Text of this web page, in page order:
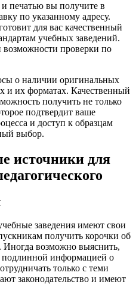
печатью вы получите в
по указанному адресу.
для вас качественный
учебных заведений.
возможности проверки по
о наличии оригинальных
и их форматах. Качественный
получить не только
подтвердит ваше
и доступ к образцам
выбор.
источники для
заведения имеют свои
получить корочки об
возможно выяснить,
подлинной информацией о
только с теми
законодательство и имеют